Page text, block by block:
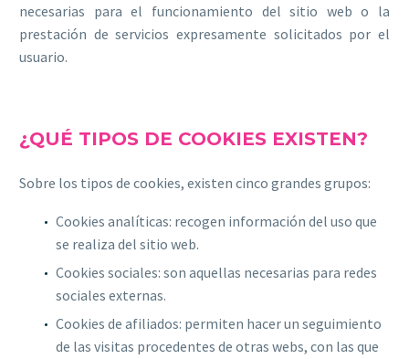
necesarias para el funcionamiento del sitio web o la
prestación de servicios expresamente solicitados por el
usuario.
¿QUÉ TIPOS DE COOKIES EXISTEN?
Sobre los tipos de cookies, existen cinco grandes grupos:
Cookies analíticas: recogen información del uso que
se realiza del sitio web.
Cookies sociales: son aquellas necesarias para redes
sociales externas.
Cookies de afiliados: permiten hacer un seguimiento
de las visitas procedentes de otras webs, con las que